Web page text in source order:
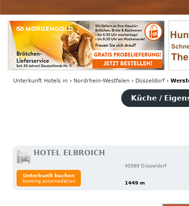
Unterkunft Hotels in › Nordrhein-Westfalen › Düsseldorf›
Küche /
HOTEL ELBROICH
40589 Düsseldorf
1449 m
Unterkunft buchen
booking accomodation